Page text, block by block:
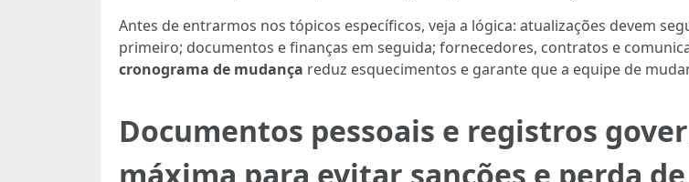
Antes de entrarmos nos tópicos específicos, veja a lógica: atualizações devem
primeiro; documentos e finanças em seguida; fornecedores, contratos e
cronograma de mudança reduz esquecimentos e garante que a equipe de
Documentos pessoais e registros